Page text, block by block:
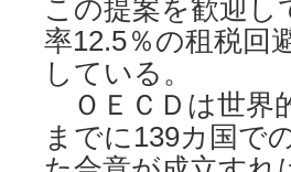
この提案を歓迎
率12.5％の租税回
している。
ＯＥＣＤは世界
までに139カ国で